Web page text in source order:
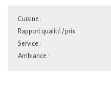
Cuisine :
Rapport qualité / prix :
Service :
Ambiance :